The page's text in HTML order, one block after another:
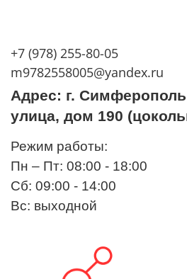
+7 (978) 255-80-05
m9782558005@yandex.ru
Адрес: г.
улица, дом 190
Режим работы:
Пн – Пт: 08:00 - 18:00
Сб: 09:00 - 14:00
Вс: выходной